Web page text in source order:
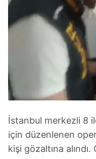
İstanbul merkezli 8
için düzenlenen
kişi gözaltına alındı.